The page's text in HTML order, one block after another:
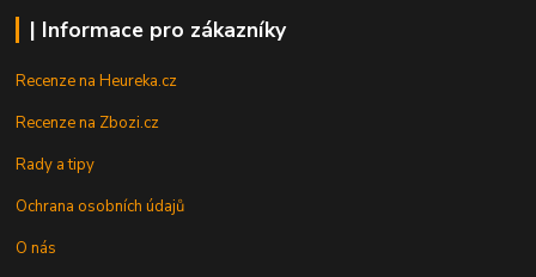
| Informace pro zákazníky
Recenze na Heureka.cz
Recenze na Zbozi.cz
Rady a tipy
Ochrana osobních údajů
O nás